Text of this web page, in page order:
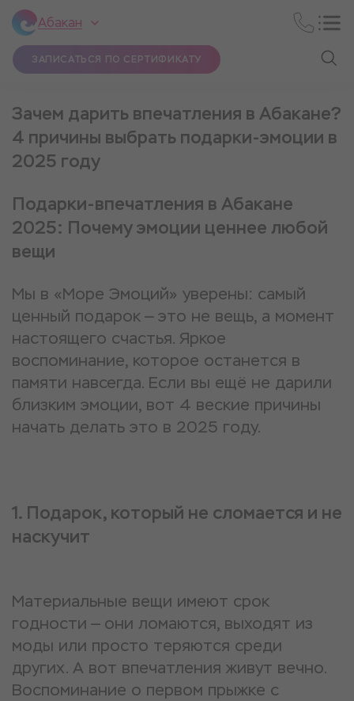
Абакан
ЗАПИСАТЬСЯ ПО СЕРТИФИКАТУ
Зачем дарить впечатления в Абакане?
4 причины выбрать подарки-эмоции в
2025 году
Подарки-впечатления в Абакане
2025: Почему эмоции ценнее любой
вещи
Мы в «Море Эмоций» уверены: самый
ценный подарок — это не вещь, а момент
настоящего счастья. Яркое
воспоминание, которое останется в
памяти навсегда. Если вы ещё не дарили
близким эмоции, вот 4 веские причины
начать делать это в 2025 году.
1. Подарок, который не сломается и не
наскучит
Материальные вещи имеют срок
годности — они ломаются, выходят из
моды или просто теряются среди
других. А вот впечатления живут вечно.
Воспоминание о первом прыжке с